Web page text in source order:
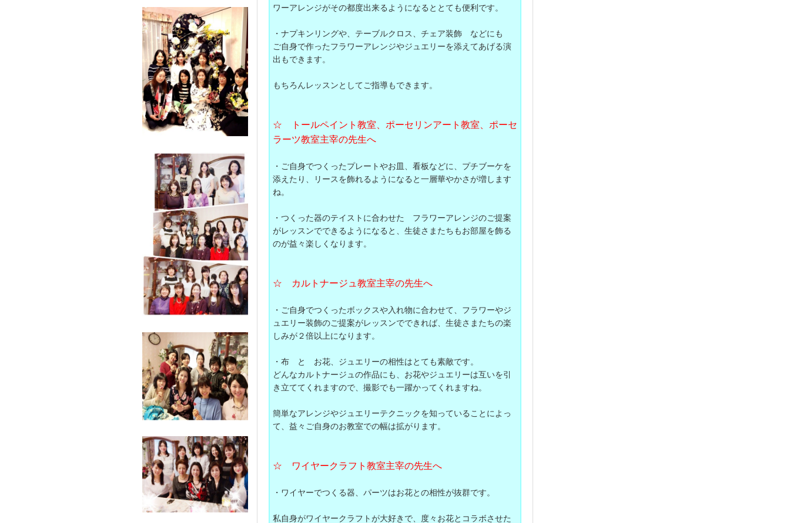
ワーアレンジがその都度出来るようになるととても便利です。
・ナプキンリングや、テーブルクロス、チェア装飾 などにも
ご自身で作ったフラワーアレンジやジュエリーを添えてあげる演
出もできます。
もちろんレッスンとしてご指導もできます。
☆ トールペイント教室、ポーセリンアート教室、ポーセ
ラーツ教室主宰の先生へ
・ご自身でつくったプレートやお皿、看板などに、プチブーケを
添えたり、リースを飾れるようになると一層華やかさが増します
ね。
・つくった器のテイストに合わせた フラワーアレンジのご提案
がレッスンでできるようになると、生徒さまたちもお部屋を飾る
のが益々楽しくなります。
☆ カルトナージュ教室主宰の先生へ
・ご自身でつくったボックスや入れ物に合わせて、フラワーやジ
ュエリー装飾のご提案がレッスンでできれば、生徒さまたちの楽
しみが２倍以上になります。
・布 と お花、ジュエリーの相性はとても素敵です。
どんなカルトナージュの作品にも、お花やジュエリーは互いを引
き立ててくれますので、撮影でも一躍かってくれますね。
簡単なアレンジやジュエリーテクニックを知っていることによっ
て、益々ご自身のお教室での幅は拡がります。
☆ ワイヤークラフト教室主宰の先生へ
・ワイヤーでつくる器、パーツはお花との相性が抜群です。
私自身がワイヤークラフトが大好きで、度々お花とコラボさせた